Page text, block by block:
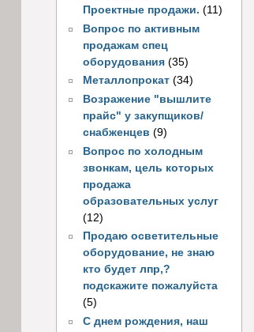
Проектные продажи. (11)
Вопрос по активным
продажам спец
оборудования (35)
Металлопрокат (34)
Возражение "вышлите
прайс" у закупщиков/
снабженцев (9)
Вопрос по холодным
звонкам, цель которых
продажа
образовательных услуг
(12)
Продаю осветительные
оборудование, не знаю
кто будет лпр,?
подскажите пожалуйста
(5)
С днем рождения, наш